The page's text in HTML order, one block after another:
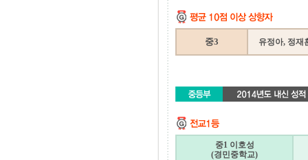
중3 유정아, 정재
중1 이호성
(경민중학교)